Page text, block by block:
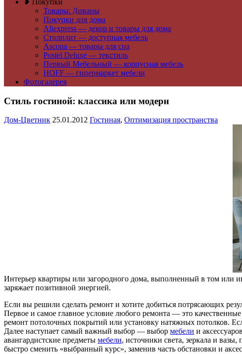
❥ Покупки
Товары: Диваны
Покупки для дома
Aliexpress — декор и товары для дома
Столплит — доступная мебель
Ascona — товары для сна
Postel Deluxe — текстиль
Первый Мебельный — корпусная мебель
HOFF — гипермаркет мебели
Фотогалерея
Стиль гостиной: классика или модерн
Дом-Цветник 25.01.2012 Гостиная, Оптимизация пространства
Интерьер квартиры или загородного дома, выполненный в том или
заряжает позитивной энергией.
Если вы решили сделать ремонт и хотите добиться потрясающих
Первое и самое главное условие любого ремонта — это
ремонт потолочных покрытий или установку натяжных потолков.
Далее наступает самый важный выбор — выбор мебели и
авангардистские предметы мебели, источники света, зеркала и
быстро сменить «выбранный курс», заменив часть обстановки и